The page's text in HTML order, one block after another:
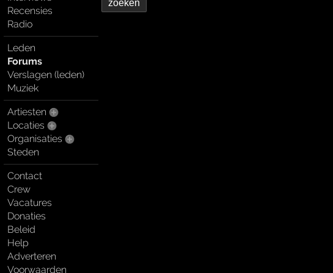
Recensies
Radio
Leden
Forums
Verslagen (leden)
Muziek
Artiesten
Locaties
Organisaties
Steden
Contact
Crew
Vacatures
Donaties
Beleid
Help
Adverteren
Voorwaarden